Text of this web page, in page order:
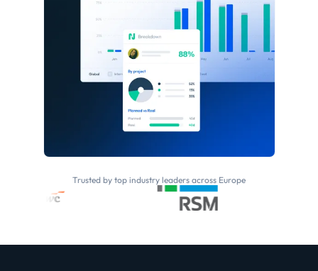
Trusted by top industry leaders across Europe